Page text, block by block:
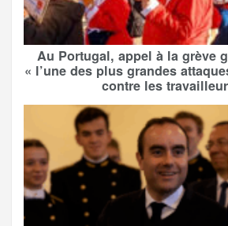
Au Portugal, appel à la grève
« l’une des plus grandes
contre les